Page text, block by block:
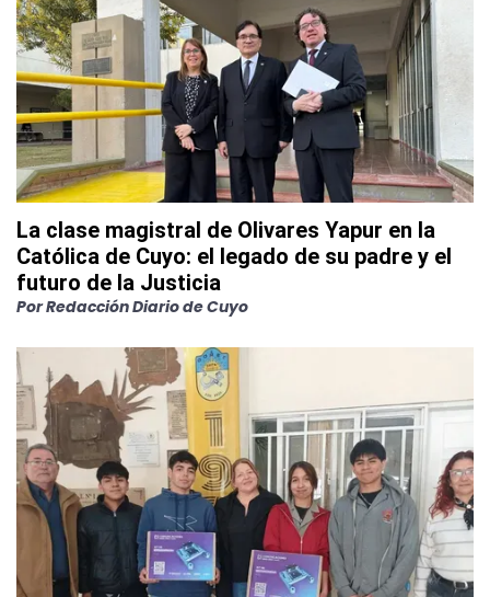
La clase magistral de Olivares Yapur en la
Católica de Cuyo: el legado de su padre y el
futuro de la Justicia
PorRedacción Diario de Cuyo